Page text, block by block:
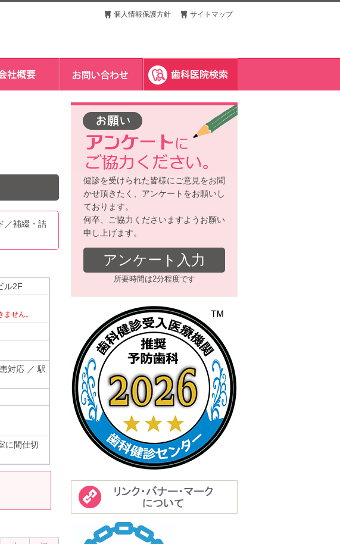
個人情報保護方針 サイトマップ
／補綴・詰
ル2F
せん。
対応 ／ 駅
に間仕切
健診を受けられた皆様にご意見をお聞
かせ頂きたく、アンケートをお願いし
ております。
何卒、ご協力くださいますようお願い
申し上げます。
アンケート入力
所要時間は2分程度です